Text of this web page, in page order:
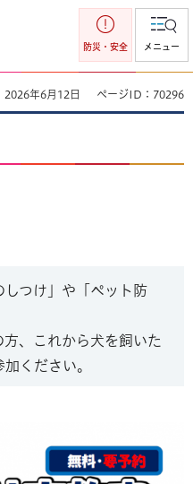
防災・安全 メニュー
2026年6月12日 ページID：70296
しつけ」や「ペット防
、これから犬を飼いた
ください。